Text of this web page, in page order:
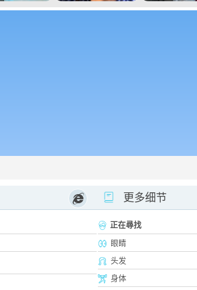
更多细节
正在尋找
眼睛
头发
身体